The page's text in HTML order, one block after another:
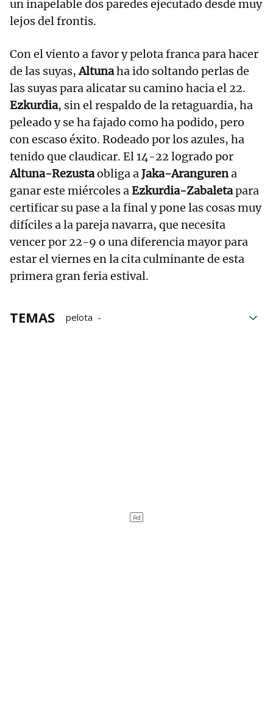
un inapelable dos paredes ejecutado desde muy
lejos del frontis.
Con el viento a favor y pelota franca para hacer
de las suyas,Altunaha ido soltando perlas de
las suyas para alicatar su camino hacia el 22.
Ezkurdia, sin el respaldo de la retaguardia, ha
peleado y se ha fajado como ha podido, pero
con escaso éxito. Rodeado por los azules, ha
tenido que claudicar. El 14-22 logrado por
Altuna-Rezustaobliga aJaka-Arangurena
ganar este miércoles aEzkurdia-Zabaletapara
certificar su pase a la final y pone las cosas muy
difíciles a la pareja navarra, que necesita
vencer por 22-9 o una diferencia mayor para
estar el viernes en la cita culminante de esta
primera gran feria estival.
TEMAS
pelota